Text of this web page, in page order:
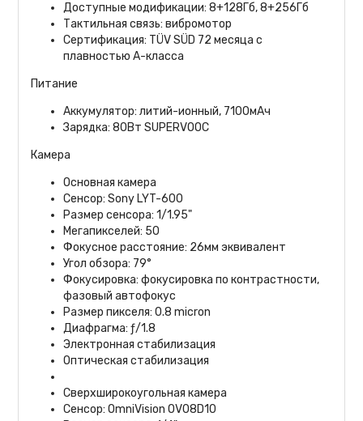
Доступные модификации: 8+128Гб, 8+256Гб
Тактильная связь: вибромотор
Сертификация: TÜV SÜD 72 месяца с
плавностью А-класса
Питание
Аккумулятор: литий-ионный, 7100мАч
Зарядка: 80Вт SUPERVOOC
Камера
Основная камера
Сенсор: Sony LYT-600
Размер сенсора: 1/1.95"
Мегапикселей: 50
Фокусное расстояние: 26мм эквивалент
Угол обзора: 79°
Фокусировка: фокусировка по контрастности,
фазовый автофокус
Размер пикселя: 0.8 micron
Диафрагма: ƒ/1.8
Электронная стабилизация
Оптическая стабилизация
Сверхширокоугольная камера
Сенсор: OmniVision OV08D10